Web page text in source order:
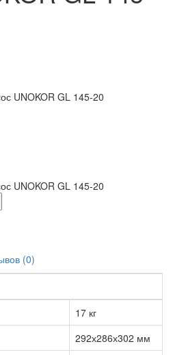
(0)
17 кг
292х286х302 мм